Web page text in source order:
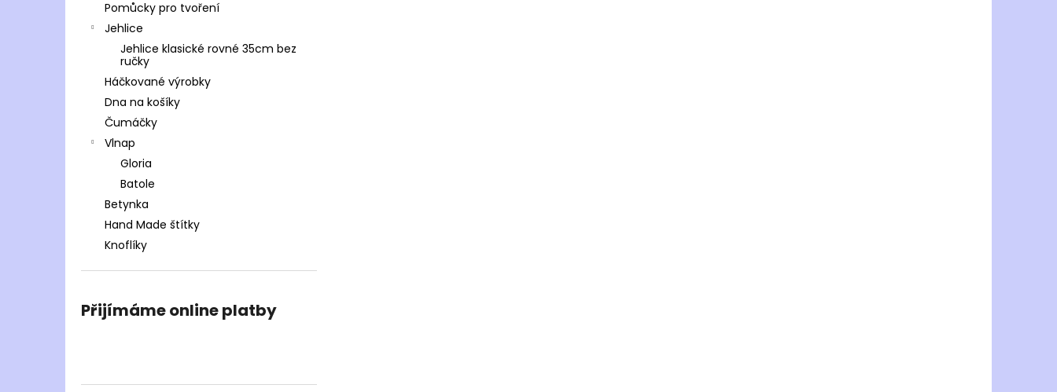
Pomůcky pro tvoření
Jehlice
Jehlice klasické rovné 35cm bez
ručky
Háčkované výrobky
Dna na košíky
Čumáčky
Vlnap
Gloria
Batole
Betynka
Hand Made štítky
Knoflíky
Přijímáme online platby